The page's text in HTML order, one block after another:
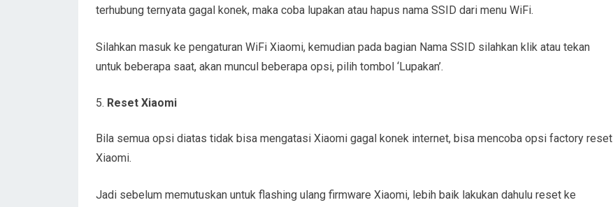
terhubung ternyata gagal konek, maka coba lupakan atau hapus nama SSID dari menu WiFi.
Silahkan masuk ke pengaturan WiFi Xiaomi, kemudian pada bagian Nama SSID silahkan klik atau tekan
untuk beberapa saat, akan muncul beberapa opsi, pilih tombol ‘Lupakan’.
Reset Xiaomi
Bila semua opsi diatas tidak bisa mengatasi Xiaomi gagal konek internet, bisa mencoba opsi factory reset
Xiaomi.
Jadi sebelum memutuskan untuk flashing ulang firmware Xiaomi, lebih baik lakukan dahulu reset ke